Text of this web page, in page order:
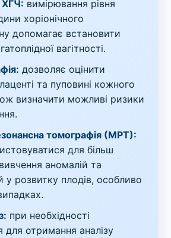
ХГЧ: вимірювання рівня
хоріонічного
допомагає встановити
вагітності.
дозволяє оцінити
та пуповині кожного
визначити можливі ризики
томографія (МРТ):
для більш
аномалій та
у розвитку плодів, особливо
при необхідності
для отримання аналізу